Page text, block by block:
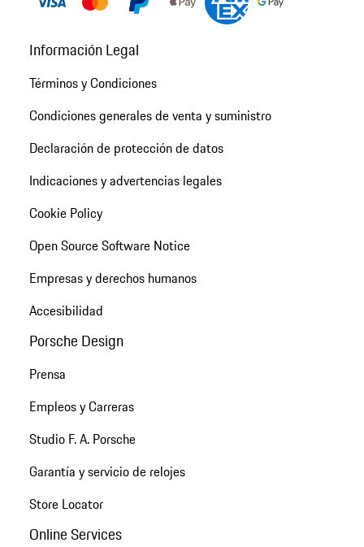
Información Legal
Términos y Condiciones
Condiciones generales de venta y suministro
Declaración de protección de datos
Indicaciones y advertencias legales
Cookie Policy
Open Source Software Notice
Empresas y derechos humanos
Accesibilidad
Porsche Design
Prensa
Empleos y Carreras
Studio F. A. Porsche
Garantía y servicio de relojes
Store Locator
Online Services